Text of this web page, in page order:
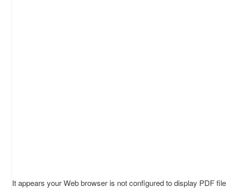
It appears your Web browser is not configured to display PDF